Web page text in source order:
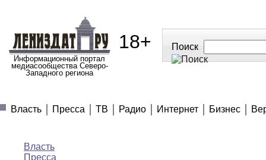
Информационный портал
медиасообщества Северо-
Западного региона
18+ Поиск
Власть
Пресса ТВ Радио Интернет Бизнес
Власть
Пресса